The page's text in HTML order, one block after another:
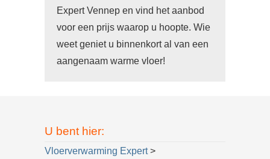
Expert Vennep en vind het aanbod
voor een prijs waarop u hoopte. Wie
weet geniet u binnenkort al van een
aangenaam warme vloer!
U bent hier:
Vloerverwarming Expert>